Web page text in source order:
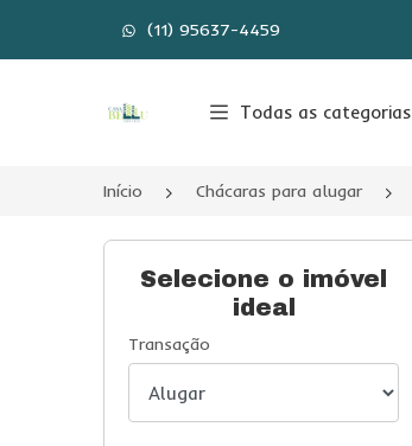
(11) 95637-4459
Página inicial
Todas as categorias
Início Chácaras para alugar
Selecione o imóvel
ideal
Transação